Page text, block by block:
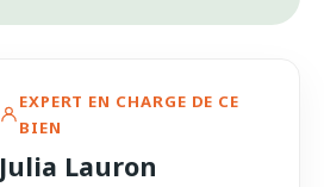
EXPERT EN CHARGE DE CE
BIEN
Julia Lauron